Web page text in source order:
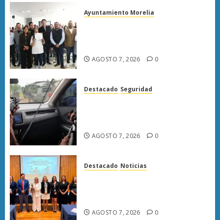
Ayuntamiento Morelia
AGOSTO 7, 2026 0
Destacado Seguridad
AGOSTO 7, 2026 0
Destacado Noticias
AGOSTO 7, 2026 0